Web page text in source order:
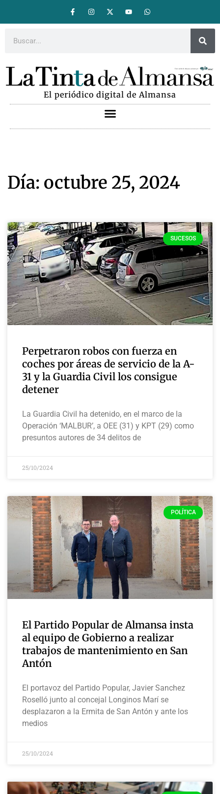
El periódico digital de Almansa
Día: octubre 25, 2024
SUCESOS
Perpetraron robos con fuerza en
coches por áreas de servicio de la A-
31 y la Guardia Civil los consigue
detener
La Guardia Civil ha detenido, en el marco de la
Operación ‘MALBUR’, a OEE (31) y KPT (29) como
presuntos autores de 34 delitos de
25/10/2024
POLÍTICA
El Partido Popular de Almansa insta
al equipo de Gobierno a realizar
trabajos de mantenimiento en San
Antón
El portavoz del Partido Popular, Javier Sanchez
Roselló junto al concejal Longinos Marí se
desplazaron a la Ermita de San Antón y ante los
medios
25/10/2024